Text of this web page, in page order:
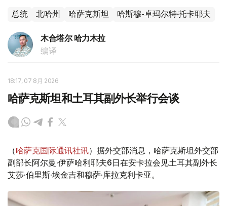
总统 北哈州 哈萨克斯坦 哈斯穆-卓玛尔特·托卡耶夫
木合塔尔 哈力木拉
编译
18:17, 07 8月 2026
哈萨克斯坦和土耳其副外长举行会谈
（哈萨克国际通讯社讯）据外交部消息，哈萨克斯坦外交部
副部长阿尔曼·伊萨哈利耶夫6日在安卡拉会见土耳其副外长
艾莎·伯里斯·埃金吉和穆萨·库拉克利卡亚。